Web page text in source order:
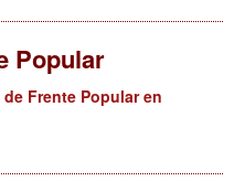
Popular
Frente Popular en